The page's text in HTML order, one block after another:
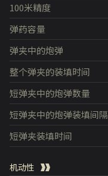
100米精度
弹药容量
弹夹中的炮弹
整个弹夹的装填时间
短弹夹中的炮弹数量
短弹夹中的炮弹装填间隔
短弹夹装填时间
机动性